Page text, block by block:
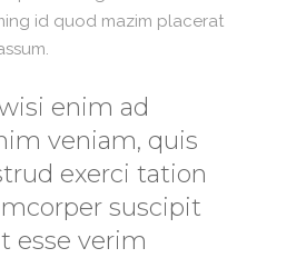
id quod mazim placerat
enim ad
veniam, quis
exerci tation
suscipit
esse verim